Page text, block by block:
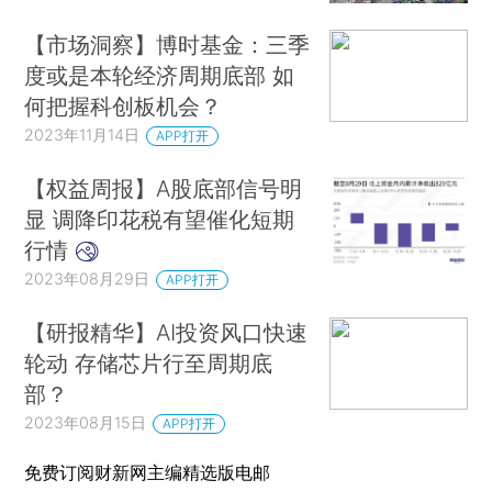
【市场洞察】博时基金：三季
度或是本轮经济周期底部 如
何把握科创板机会？
2023年11月14日 APP打开
【权益周报】A股底部信号明
显 调降印花税有望催化短期
行情
2023年08月29日 APP打开
【研报精华】AI投资风口快速
轮动 存储芯片行至周期底
部？
2023年08月15日 APP打开
免费订阅财新网主编精选版电邮